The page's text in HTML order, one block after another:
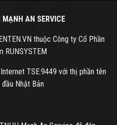
AN SERVICE
thuộc Công ty Cổ Phần
RUNSYSTEM
TSE:9449 với thị phần tên
đầu Nhật Bản